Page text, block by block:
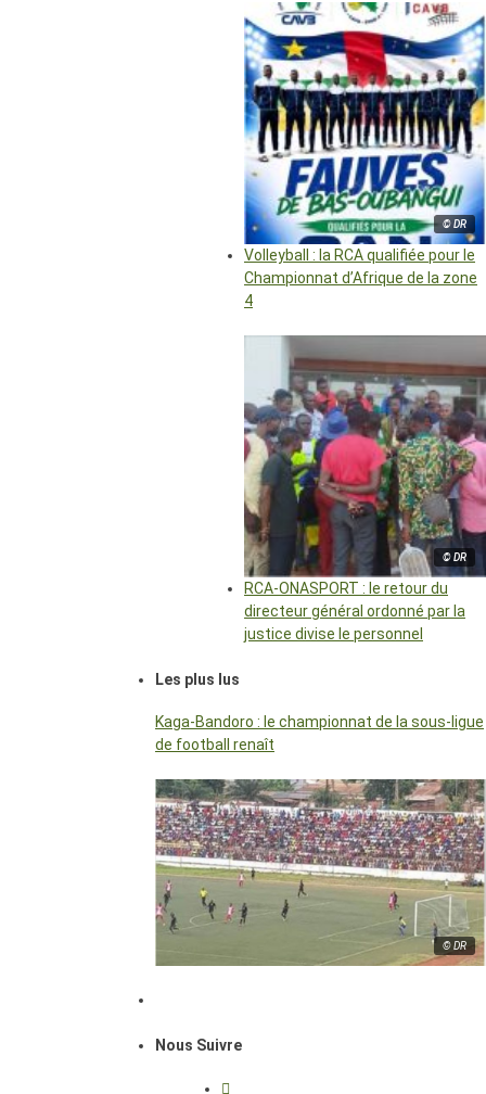
© DR
Volleyball : la RCA qualifiée pour le
Championnat d’Afrique de la zone
4
© DR
RCA-ONASPORT : le retour du
directeur général ordonné par la
justice divise le personnel
Les plus lus
Kaga-Bandoro : le championnat de la sous-ligue
de football renaît
© DR
Nous Suivre